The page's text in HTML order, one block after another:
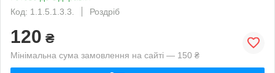
Код: 1.1.5.1.3.3.
Роздріб
120 ₴
Мінімальна сума замовлення на сайті — 150 ₴